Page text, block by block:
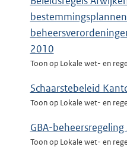
2010
Toon op Lokale wet- en
Schaarstebeleid
Toon op Lokale wet- en
GBA-
Toon op Lokale wet- en